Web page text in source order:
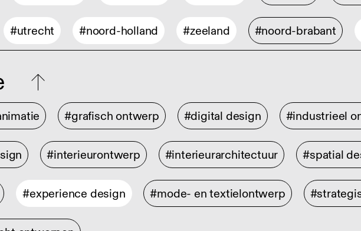
#utrecht #noord-holland #zeeland #noord-brabant
#grafisch ontwerp #digital design #industrieel
#interieurontwerp #interieurarchitectuur #spatial
#experience design #mode- en textielontwerp